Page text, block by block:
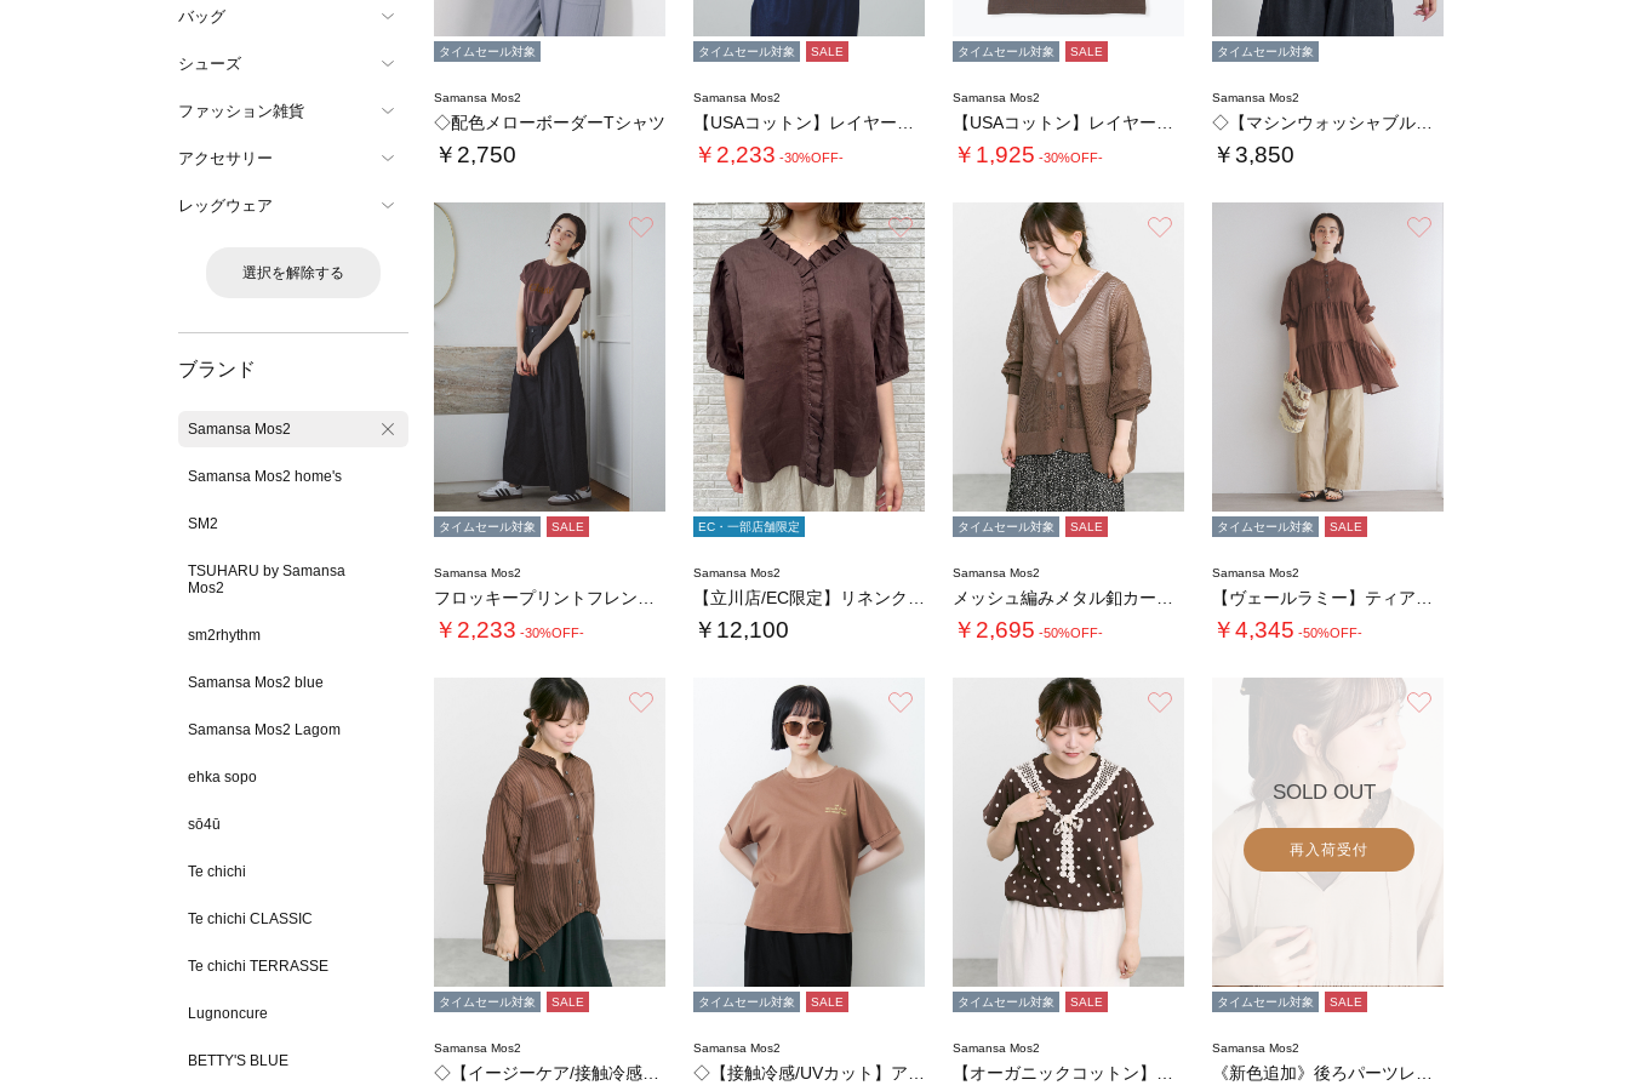
バッグ
シューズ
ファッション雑貨
アクセサリー
レッグウェア
選択を解除する
ブランド
Samansa Mos2
Samansa Mos2 home's
SM2
TSUHARU by Samansa
Mos2
sm2rhythm
Samansa Mos2 blue
Samansa Mos2 Lagom
ehka sopo
sō4ū
Te chichi
Te chichi CLASSIC
Te chichi TERRASSE
Lugnoncure
BETTY'S BLUE
タイムセール対象
Samansa Mos2
◇配色メローボーダーTシャツ
￥2,750
タイムセール対象 SALE
Samansa Mos2
￥2,233 -30%OFF-
タイムセール対象 SALE
Samansa Mos2
￥1,925 -30%OFF-
タイムセール対象
Samansa Mos2
￥3,850
お気に入り
タイムセール対象 SALE
Samansa Mos2
￥2,233 -30%OFF-
お気に入り
EC・一部店舗限定
Samansa Mos2
￥12,100
タイムセール対象 SALE
Samansa Mos2
￥2,695 -50%OFF-
タイムセール対象 SALE
Samansa Mos2
￥4,345 -50%OFF-
タイムセール対象 SALE
Samansa Mos2
タイムセール対象 SALE
Samansa Mos2
お気に入り
タイムセール対象 SALE
Samansa Mos2
SOLD OUT
再入荷受付
タイムセール対象 SALE
Samansa Mos2